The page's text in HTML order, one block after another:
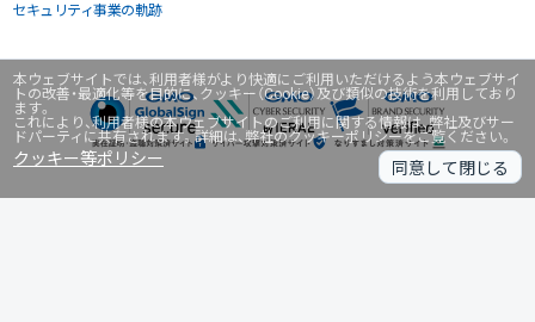
本ウェブサイトでは、利用者様がより快適にご利用いただけるよう本ウェブサイ
トの改善・最適化等を目的に、クッキー（Cookie）及び類似の技術を利用しており
ます。
これにより、利用者様の本ウェブサイトのご利用に関する情報は、弊社及びサー
ドパーティに共有されます。詳細は、弊社のクッキーポリシーをご覧ください。
クッキー等ポリシー 同意して閉じる
セキュリティ事業の軌跡